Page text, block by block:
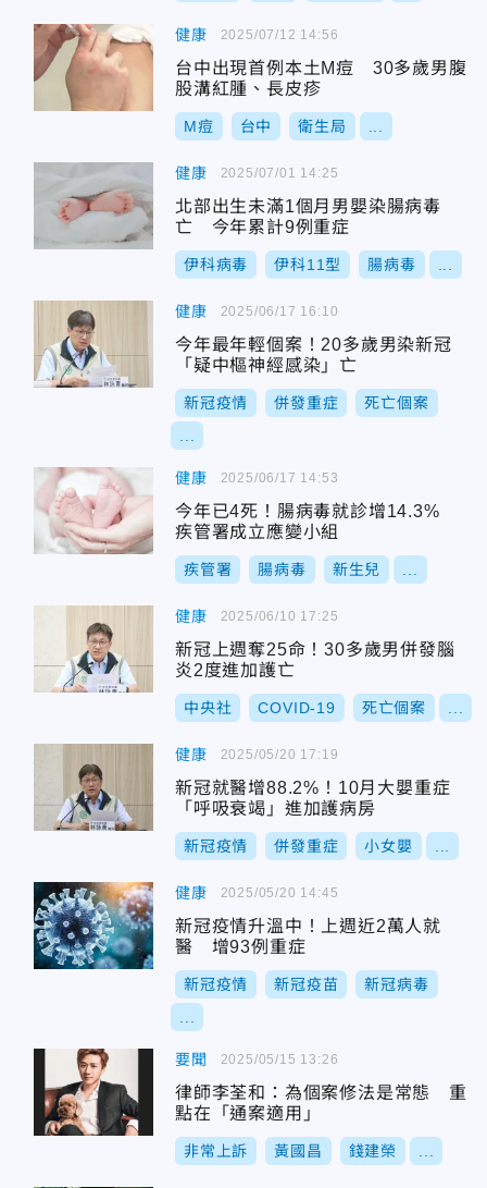
健康
台中出現首例本土M痘 30多歲男腹
股溝紅腫、長皮疹
M痘 台中 衛生局
2025/07/12 14:56
健康
北部出生未滿1個月男嬰染腸病毒
亡 今年累計9例重症
伊科病毒 伊科11型 腸病毒
2025/07/01 14:25
健康
今年最年輕個案！20多歲男染新冠
「疑中樞神經感染」亡
新冠疫情 併發重症 死亡個案
2025/06/17 16:10
健康
今年已4死！腸病毒就診增14.3%
疾管署成立應變小組
疾管署 腸病毒 新生兒
2025/06/17 14:53
健康
新冠上週奪25命！30多歲男併發腦
炎2度進加護亡
中央社 COVID-19 死亡個案
2025/06/10 17:25
健康
新冠就醫增88.2%！10月大嬰重症
「呼吸衰竭」進加護病房
新冠疫情 併發重症 小女嬰
2025/05/20 17:19
健康
新冠疫情升溫中！上週近2萬人就
醫 增93例重症
新冠疫情 新冠疫苗 新冠病毒
2025/05/20 14:45
要聞
律師李荃和：為個案修法是常態 重
點在「通案適用」
非常上訴 黃國昌 錢建榮
2025/05/15 13:26